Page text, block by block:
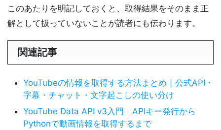
このあたりを明記しておくと、取得結果をそのまま正
解として扱っていないことが読者にも伝わります。
関連記事
YouTubeの情報を取得する方法まとめ｜公式API・
字幕・チャット・文字起こしの使い分け
YouTube Data API v3入門｜APIキー発行から
Pythonで動画情報を取得するまで